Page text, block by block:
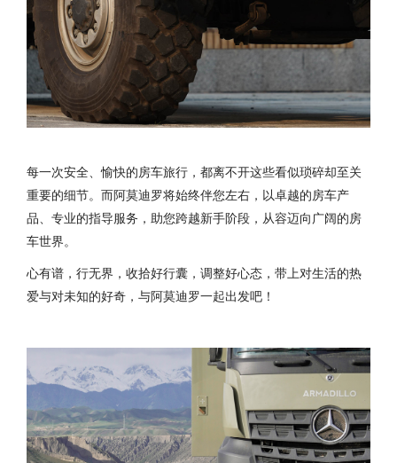
每一次安全、愉快的房车旅行，都离不开这些看似琐碎却至关
重要的细节。而阿莫迪罗将始终伴您左右，以卓越的房车产
品、专业的指导服务，助您跨越新手阶段，从容迈向广阔的房
车世界。
心有谱，行无界，收拾好行囊，调整好心态，带上对生活的热
爱与对未知的好奇，与阿莫迪罗一起出发吧！